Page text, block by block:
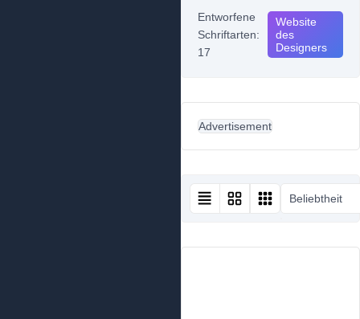
Entworfene
Schriftarten:
17
Website
des
Designers
Advertisement
Beliebtheit